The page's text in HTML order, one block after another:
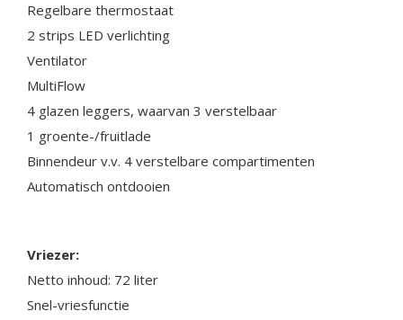
Regelbare thermostaat
2 strips LED verlichting
Ventilator
MultiFlow
4 glazen leggers, waarvan 3 verstelbaar
1 groente-/fruitlade
Binnendeur v.v. 4 verstelbare compartimenten
Automatisch ontdooien
Vriezer:
Netto inhoud: 72 liter
Snel-vriesfunctie